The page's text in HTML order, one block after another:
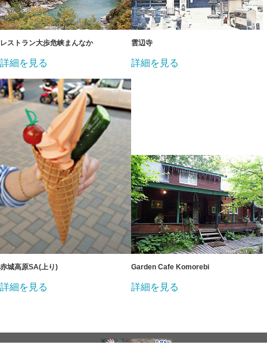
レストラン大歩危峡まんなか
詳細を見る
雲辺寺
詳細を見る
赤城高原SA(上り)
詳細を見る
Garden Cafe Komorebi
詳細を見る